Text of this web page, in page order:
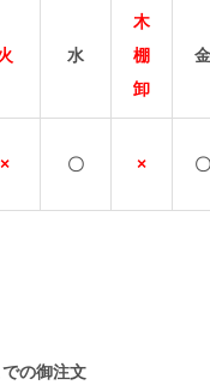
水
木
棚
卸
金
× 〇 × 〇
の御注文